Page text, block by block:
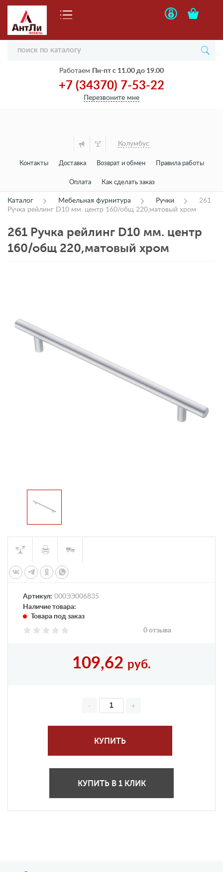
Работаем Пн-пт с 11.00 до 19.00
+7 (34370) 7-53-22
Перезвоните мне
Колумбус
Контакты Доставка Возврат и обмен Правила работы
Оплата Как сделать заказ
Каталог Мебельная фурнитура Ручки
261
Ручка рейлинг D10 мм. центр 160/общ 220,матовый хром
261 Ручка рейлинг D10 мм. центр
160/общ 220,матовый хром
Артикул: 000ЭЭ006835
Наличие товара:
Товара под заказ
0 отзыва
109,62 руб.
КУПИТЬ
КУПИТЬ В 1 КЛИК